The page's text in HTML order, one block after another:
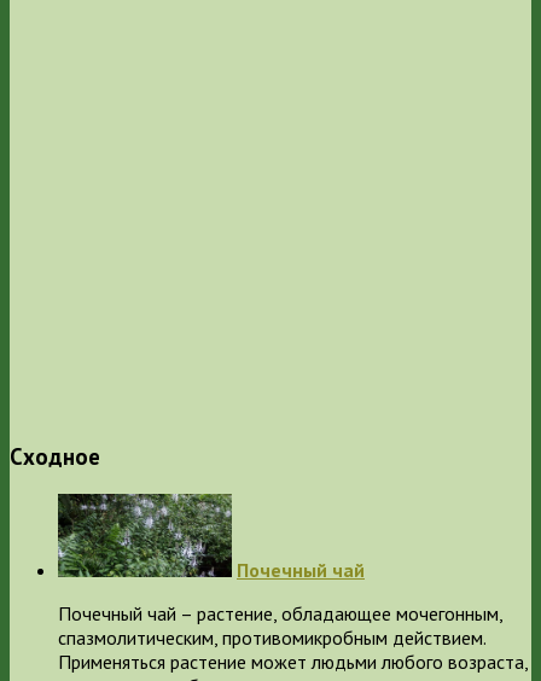
Сходное
Почечный чай
Почечный чай – растение, обладающее мочегонным,
спазмолитическим, противомикробным действием.
Применяться растение может людьми любого возраста,